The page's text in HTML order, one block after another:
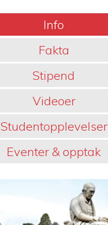
Info
Fakta
Stipend
Videoer
Studentopplevelser
Eventer & opptak